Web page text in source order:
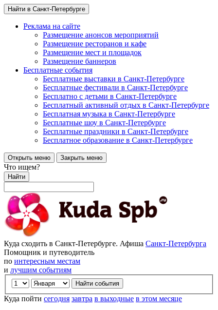
Найти в Санкт-Петербурге
Реклама на сайте
Размещение анонсов мероприятий
Размещение ресторанов и кафе
Размещение мест и площадок
Размещение баннеров
Бесплатные события
Бесплатные выставки в Санкт-Петербурге
Бесплатные фестивали в Санкт-Петербурге
Бесплатно с детьми в Санкт-Петербурге
Бесплатный активный отдых в Санкт-Петербурге
Бесплатная музыка в Санкт-Петербурге
Бесплатные шоу в Санкт-Петербурге
Бесплатные праздники в Санкт-Петербурге
Бесплатное образование в Санкт-Петербурге
Открыть меню Закрыть меню
Что ищем?
Найти
Куда сходить в Санкт-Петербурге. Афиша Санкт-Петербурга
Помощник и путеводитель
по интересным местам
и лучшим событиям
Куда пойти сегодня завтра в выходные в этом месяце